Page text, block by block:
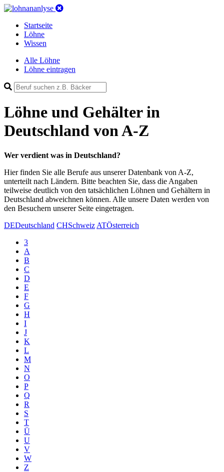
Startseite
Löhne
Wissen
Alle Löhne
Löhne eintragen
Löhne und Gehälterin
Deutschland von A-Z
Wer verdient was in Deutschland?
Hier finden Sie alle Berufe aus unserer Datenbank von A-Z,
unterteilt nach Ländern. Bitte beachten Sie, dass die Angaben
teilweise deutlich von den tatsächlichen Löhnen und Gehältern in
Deutschland abweichnen können. Alle unsere Daten werden von
den Besuchern unserer Seite eingetragen.
DEDeutschland CHSchweiz ATÖsterreich
3
A
B
C
D
E
F
G
H
I
J
K
L
M
N
O
P
Q
R
S
T
Ü
U
V
W
Z